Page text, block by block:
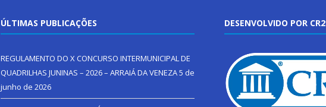
ÚLTIMAS PUBLICAÇÕES
REGULAMENTO DO X CONCURSO INTERMUNICIPAL DE
QUADRILHAS JUNINAS – 2026 – ARRAIÁ DA VENEZA5 de
junho de 2026
DESENVOLVIDO POR CR2